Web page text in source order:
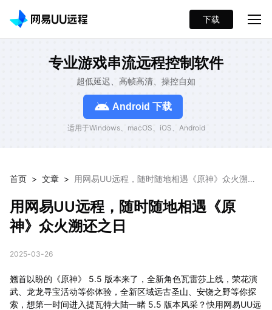
下载
专业游戏串流远程控制软件
超低延迟、高帧高清、操控自如
Android 下载
适用于Windows、macOS、iOS、Android
首页 > 文章 >
用网易UU远程，随时随地相遇《原神》众火溯还
用网易UU远程，随时随地相遇《原
神》众火溯还之日
2025-03-26
翘首以盼的《原神》 5.5 版本来了，全新角色瓦雷莎上线，荣花演
武、龙龙寻宝活动等你体验，全新区域远古圣山、安饶之野等你探
索，想第一时间进入提瓦特大陆一睹 5.5 版本风采？快用网易UU远